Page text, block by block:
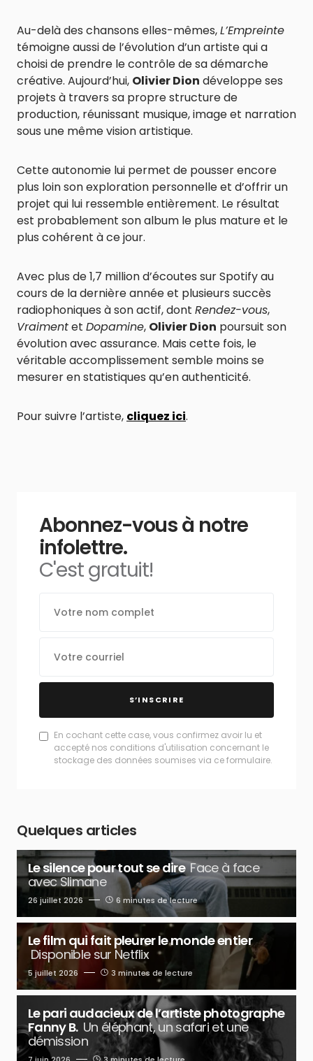
Au-delà des chansons elles-mêmes,L’Empreinte
témoigne aussi de l’évolution d’un artiste qui a
choisi de prendre le contrôle de sa démarche
créative. Aujourd’hui, Olivier Dion développe ses
projets à travers sa propre structure de
production, réunissant musique, image et narration
sous une même vision artistique.
Cette autonomie lui permet de pousser encore
plus loin son exploration personnelle et d’offrir un
projet qui lui ressemble entièrement. Le résultat
est probablement son album le plus mature et le
plus cohérent à ce jour.
Avec plus de 1,7 million d’écoutes sur Spotify au
cours de la dernière année et plusieurs succès
radiophoniques à son actif, dont Rendez-vous,
Vraimentet Dopamine, Olivier Dion poursuit son
évolution avec assurance. Mais cette fois, le
véritable accomplissement semble moins se
mesurer en statistiques qu’en authenticité.
Pour suivre l’artiste, cliquez ici.
Abonnez-vous à notre
infolettre.
C'est gratuit!
S’INSCRIRE
En cochant cette case, vous confirmez avoir lu et
accepté nos conditions d'utilisation concernant le
stockage des données soumises via ce formulaire.
Quelques articles
Le silence pour tout se dire Face à face
avec Slimane
26 juillet 2026 6 minutes de lecture
Le film qui fait pleurer le monde entier
Disponible sur Netflix
5 juillet 2026 3 minutes de lecture
Le pari audacieux de l’artiste photographe
Fanny B. Un éléphant, un safari et une
démission